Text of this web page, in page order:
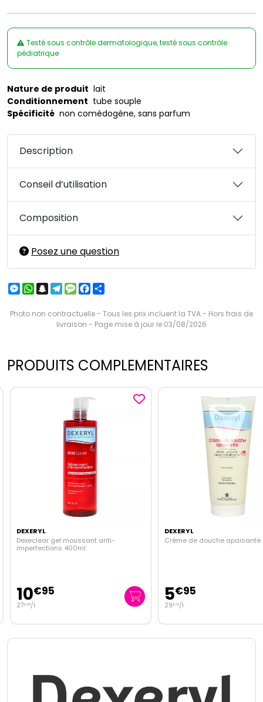
Testé sous contrôle dermatologique, testé sous contrôle
pédiatrique
Nature de produit lait
Conditionnement tube souple
Spécificité non comédogène, sans parfum
Description
Conseil d’utilisation
Composition
Posez une question
Messenger
WhatsApp
Snapchat
Telegram
MessageFacebook
Photo non contractuelle - Tous les prix incluent la TVA - Hors frais de
livraison - Page mise à jour le 03/08/2026
PRODUITS COMPLEMENTAIRES
DEXERYL
Dexeclear gel moussant anti-
imperfections 400ml
10€95
27€38/l.
DEXERYL
Crème de douche apaisante
5€95
29€75/l.